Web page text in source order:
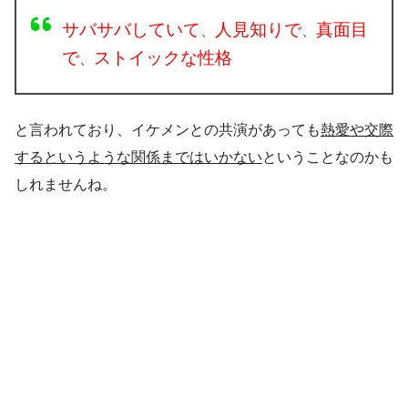
サバサバしていて 人見知りで
真面目
で
ストイックな性格
と言われており、イケメンとの共演があっても熱愛や交際
する というような関係まではいかないということなのかも
しれませんね。